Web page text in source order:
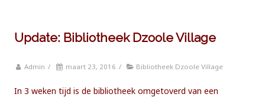
Update: Bibliotheek Dzoole Village
Admin / maart 23, 2016 / Bibliotheek Dzoole Village
In 3 weken tijd is de bibliotheek omgetoverd van een